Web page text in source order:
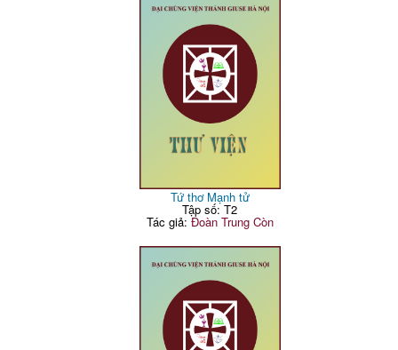
Tứ thơ Mạnh tử
Tập số: T2
Tác giả: Đoàn Trung Còn